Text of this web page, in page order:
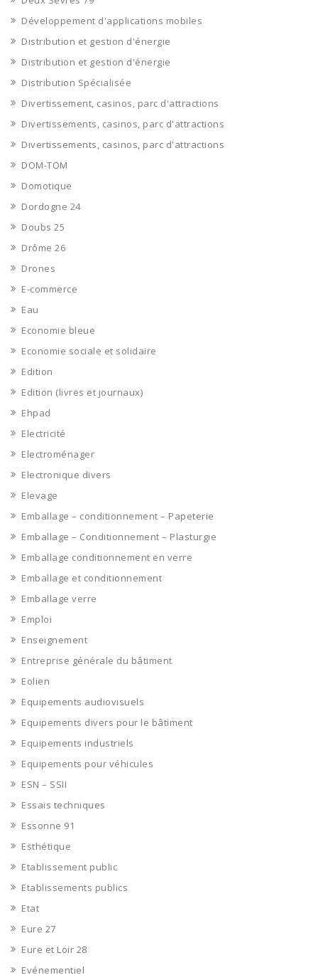
Développement d'applications mobiles
Distribution et gestion d'énergie
Distribution et gestion d'énergie
Distribution Spécialisée
Divertissement, casinos, parc d'attractions
Divertissements, casinos, parc d'attractions
Divertissements, casinos, parc d'attractions
DOM-TOM
Domotique
Dordogne 24
Doubs 25
Drôme 26
Drones
E-commerce
Eau
Economie bleue
Economie sociale et solidaire
Edition
Edition (livres et journaux)
Ehpad
Electricité
Electroménager
Electronique divers
Elevage
Emballage – conditionnement – Papeterie
Emballage – Conditionnement – Plasturgie
Emballage conditionnement en verre
Emballage et conditionnement
Emballage verre
Emploi
Enseignement
Entreprise générale du bâtiment
Eolien
Equipements audiovisuels
Equipements divers pour le bâtiment
Equipements industriels
Equipements pour véhicules
ESN – SSII
Essais techniques
Essonne 91
Esthétique
Etablissement public
Etablissements publics
Etat
Eure 27
Eure et Loir 28
Evénementiel